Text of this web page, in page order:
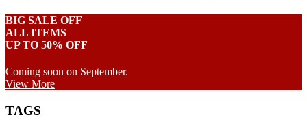
BIG SALE OFF
ALL ITEMS
UP TO 50% OFF
Coming soon on September.
View More
TAGS